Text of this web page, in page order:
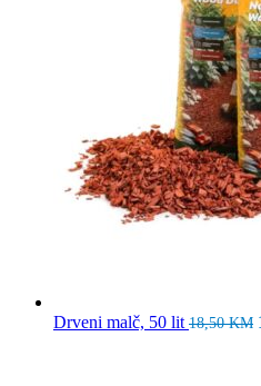
Drveni malč, 50 lit 18,50KM